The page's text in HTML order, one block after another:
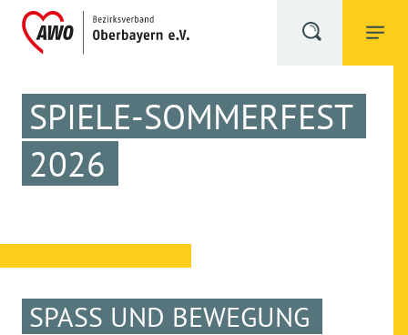
SPIELE-SOMMERFEST
2026
SPASS UND BEWEGUNG F